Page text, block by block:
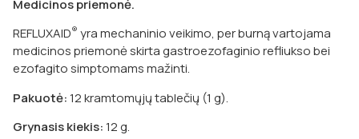
Medicinos priemonė.
REFLUXAID® yra mechaninio veikimo, per burną vartojama
medicinos priemonė skirta gastroezofaginio refliukso bei
ezofagito simptomams mažinti.
Pakuotė:12 kramtomųjų tablečių (1 g).
Grynasis kiekis:12 g.